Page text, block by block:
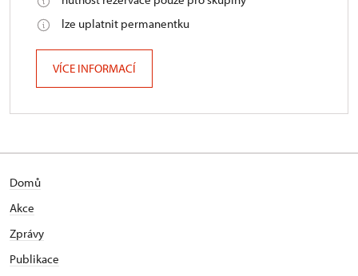
lze uplatnit permanentku
VÍCE INFORMACÍ
Domů
Akce
Zprávy
Publikace